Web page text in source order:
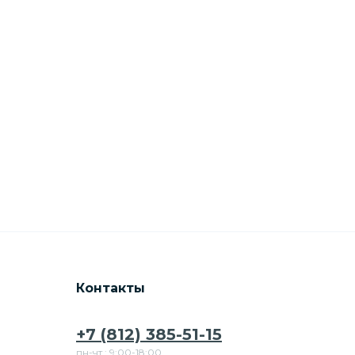
+7 (812) 385-51-15
пн-чт.: 9:00-18:00
Контакты